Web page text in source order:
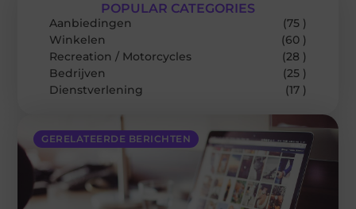
GERELATEERDE BERICHTEN
POPULAR CATEGORIES
Aanbiedingen
(75 )
Winkelen
(60 )
Recreation / Motorcycles
(28 )
Bedrijven
(25 )
Dienstverlening
(17 )